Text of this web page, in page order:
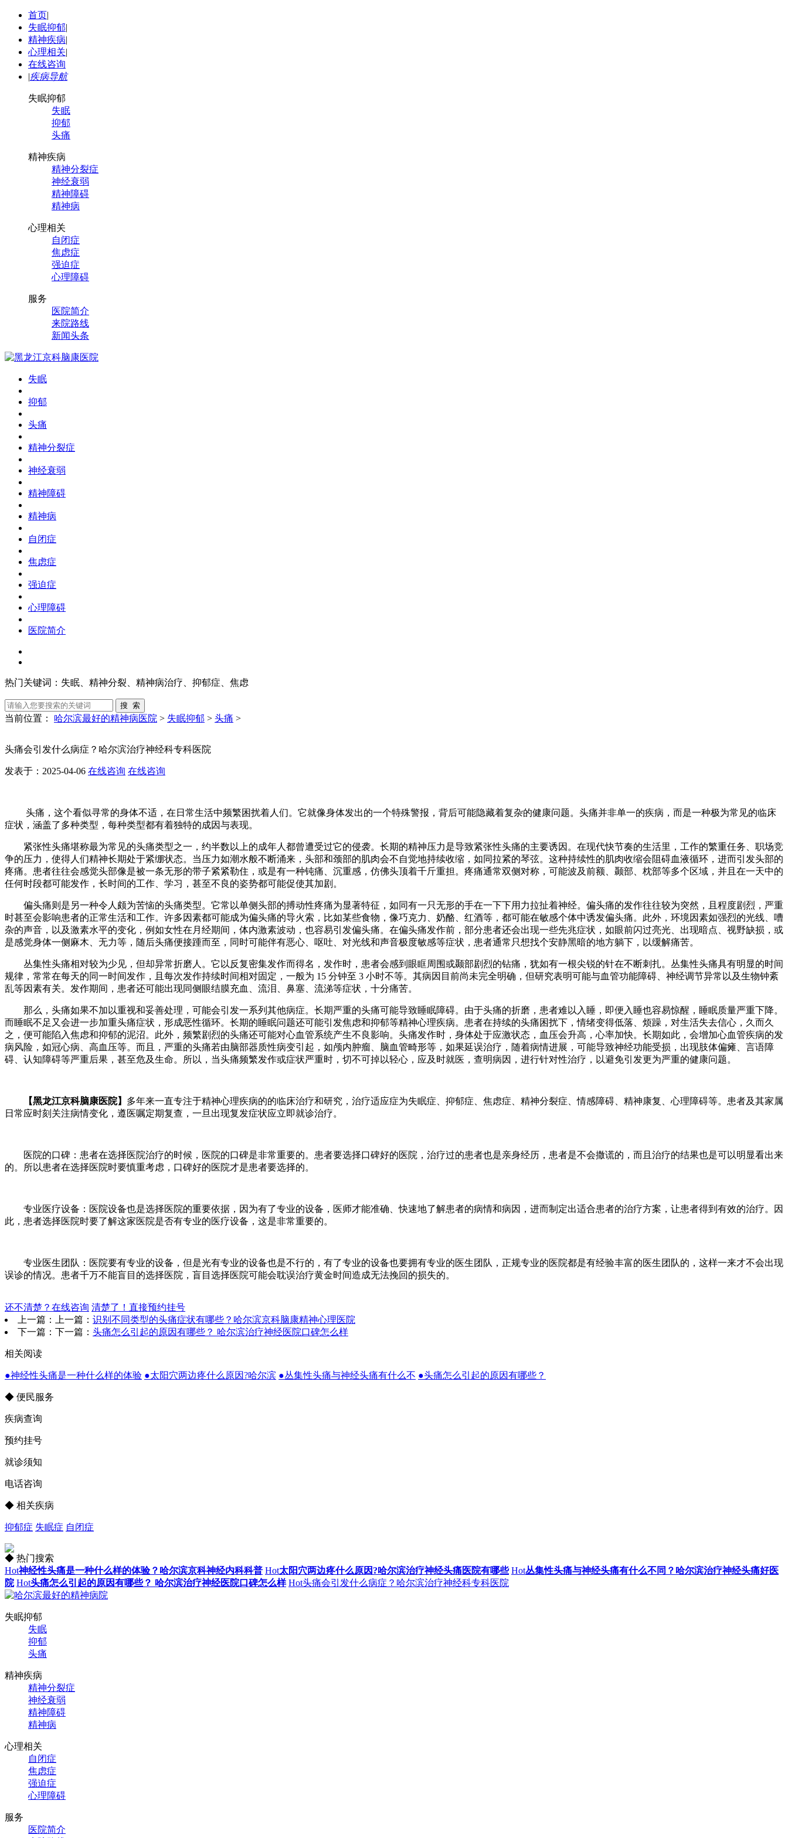
首页|
失眠抑郁|
精神疾病|
心理相关|
在线咨询
|疾病导航
失眠抑郁
失眠
抑郁
头痛
精神疾病
精神分裂症
神经衰弱
精神障碍
精神病
心理相关
自闭症
焦虑症
强迫症
心理障碍
服务
医院简介
来院路线
新闻头条
失眠
抑郁
头痛
精神分裂症
神经衰弱
精神障碍
精神病
自闭症
焦虑症
强迫症
心理障碍
医院简介
热门关键词： 失眠、精神分裂、精神病治疗、抑郁症、焦虑
当前位置： 哈尔滨最好的精神病医院 > 失眠抑郁 > 头痛 >
头痛会引发什么病症？哈尔滨治疗神经科专科医院
发表于：2025-04-06 在线咨询 在线咨询
头痛，这个看似寻常的身体不适，在日常生活中频繁困扰着人们。它就像身体发出的一个特殊警报，背后可能隐藏着复杂的健康问题。头痛并非单一的疾病，而是一种极为常见的临床
症状，涵盖了多种类型，每种类型都有着独特的成因与表现。​
紧张性头痛堪称最为常见的头痛类型之一，约半数以上的成年人都曾遭受过它的侵袭。长期的精神压力是导致紧张性头痛的主要诱因。在现代快节奏的生活里，工作的繁重任务、职场竞
争的压力，使得人们精神长期处于紧绷状态。当压力如潮水般不断涌来，头部和颈部的肌肉会不自觉地持续收缩，如同拉紧的琴弦。这种持续性的肌肉收缩会阻碍血液循环，进而引发头部的
疼痛。患者往往会感觉头部像是被一条无形的带子紧紧勒住，或是有一种钝痛、沉重感，仿佛头顶着千斤重担。疼痛通常双侧对称，可能波及前额、颞部、枕部等多个区域，并且在一天中的
任何时段都可能发作，长时间的工作、学习，甚至不良的姿势都可能促使其加剧。​
偏头痛则是另一种令人颇为苦恼的头痛类型。它常以单侧头部的搏动性疼痛为显著特征，如同有一只无形的手在一下下用力拉扯着神经。偏头痛的发作往往较为突然，且程度剧烈，严重
时甚至会影响患者的正常生活和工作。许多因素都可能成为偏头痛的导火索，比如某些食物，像巧克力、奶酪、红酒等，都可能在敏感个体中诱发偏头痛。此外，环境因素如强烈的光线、嘈
杂的声音，以及激素水平的变化，例如女性在月经期间，体内激素波动，也容易引发偏头痛。在偏头痛发作前，部分患者还会出现一些先兆症状，如眼前闪过亮光、出现暗点、视野缺损，或
是感觉身体一侧麻木、无力等，随后头痛便接踵而至，同时可能伴有恶心、呕吐、对光线和声音极度敏感等症状，患者通常只想找个安静黑暗的地方躺下，以缓解痛苦。​
丛集性头痛相对较为少见，但却异常折磨人。它以反复密集发作而得名，发作时，患者会感到眼眶周围或颞部剧烈的钻痛，犹如有一根尖锐的针在不断刺扎。丛集性头痛具有明显的时间
规律，常常在每天的同一时间发作，且每次发作持续时间相对固定，一般为 15 分钟至 3 小时不等。其病因目前尚未完全明确，但研究表明可能与血管功能障碍、神经调节异常以及生物钟紊
乱等因素有关。发作期间，患者还可能出现同侧眼结膜充血、流泪、鼻塞、流涕等症状，十分痛苦。​
那么，头痛如果不加以重视和妥善处理，可能会引发一系列其他病症。长期严重的头痛可能导致睡眠障碍。由于头痛的折磨，患者难以入睡，即便入睡也容易惊醒，睡眠质量严重下降。
而睡眠不足又会进一步加重头痛症状，形成恶性循环。长期的睡眠问题还可能引发焦虑和抑郁等精神心理疾病。患者在持续的头痛困扰下，情绪变得低落、烦躁，对生活失去信心，久而久
之，便可能陷入焦虑和抑郁的泥沼。此外，频繁剧烈的头痛还可能对心血管系统产生不良影响。头痛发作时，身体处于应激状态，血压会升高，心率加快。长期如此，会增加心血管疾病的发
病风险，如冠心病、高血压等。而且，严重的头痛若由脑部器质性病变引起，如颅内肿瘤、脑血管畸形等，如果延误治疗，随着病情进展，可能导致神经功能受损，出现肢体偏瘫、言语障
碍、认知障碍等严重后果，甚至危及生命。所以，当头痛频繁发作或症状严重时，切不可掉以轻心，应及时就医，查明病因，进行针对性治疗，以避免引发更为严重的健康问题。​
【黑龙江京科脑康医院】 多年来一直专注于精神心理疾病的的临床治疗和研究，治疗适应症为失眠症、抑郁症、焦虑症、精神分裂症、情感障碍、精神康复、心理障碍等。患者及其家属
日常应时刻关注病情变化，遵医嘱定期复查，一旦出现复发症状应立即就诊治疗。
医院的口碑：患者在选择医院治疗的时候，医院的口碑是非常重要的。患者要选择口碑好的医院，治疗过的患者也是亲身经历，患者是不会撒谎的，而且治疗的结果也是可以明显看出来
的。所以患者在选择医院时要慎重考虑，口碑好的医院才是患者要选择的。
专业医疗设备：医院设备也是选择医院的重要依据，因为有了专业的设备，医师才能准确、快速地了解患者的病情和病因，进而制定出适合患者的治疗方案，让患者得到有效的治疗。因
此，患者选择医院时要了解这家医院是否有专业的医疗设备，这是非常重要的。
专业医生团队：医院要有专业的设备，但是光有专业的设备也是不行的，有了专业的设备也要拥有专业的医生团队，正规专业的医院都是有经验丰富的医生团队的，这样一来才不会出现
误诊的情况。患者千万不能盲目的选择医院，盲目选择医院可能会耽误治疗黄金时间造成无法挽回的损失的。
还不清楚？在线咨询 清楚了！直接预约挂号
上一篇：上一篇： 识别不同类型的头痛症状有哪些？哈尔滨京科脑康精神心理医院
下一篇：下一篇： 头痛怎么引起的原因有哪些？ 哈尔滨治疗神经医院口碑怎么样
相关阅读
●神经性头痛是一种什么样的体验 ●太阳穴两边疼什么原因?哈尔滨 ●丛集性头痛与神经头痛有什么不 ●头痛怎么引起的原因有哪些？
◆ 便民服务
疾病查询
预约挂号
就诊须知
电话咨询
◆ 相关疾病
抑郁症 失眠症 自闭症
◆ 热门搜索
Hot神经性头痛是一种什么样的体验？哈尔滨京科神经内科科普 Hot太阳穴两边疼什么原因?哈尔滨治疗神经头痛医院有哪些 Hot丛集性头痛与神经头痛有什么不同？哈尔滨治疗神经头痛好医
院 Hot头痛怎么引起的原因有哪些？ 哈尔滨治疗神经医院口碑怎么样 Hot头痛会引发什么病症？哈尔滨治疗神经科专科医院
失眠抑郁
失眠
抑郁
头痛
精神疾病
精神分裂症
神经衰弱
精神障碍
精神病
心理相关
自闭症
焦虑症
强迫症
心理障碍
服务
医院简介